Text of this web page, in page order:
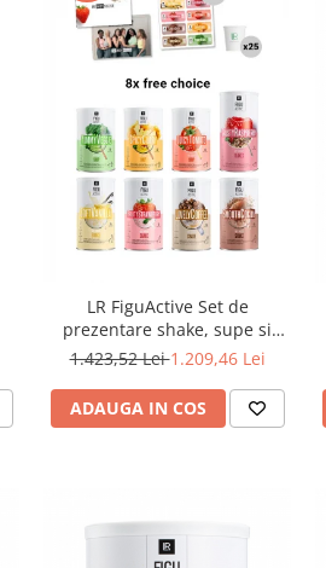
LR FiguActive Set de
prezentare shake, supe si
fulgi
1.423,52 Lei1.209,46 Lei
ADAUGA IN COS